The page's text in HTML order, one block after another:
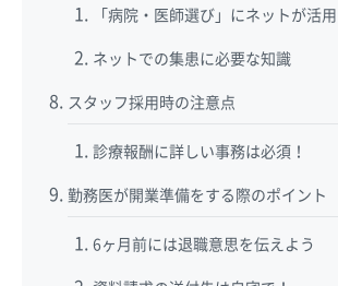
「病院・医師選び」にネットが活
ネットでの集患に必要な知識
スタッフ採用時の注意点
診療報酬に詳しい事務は必須！
勤務医が開業準備をする際のポイント
6ヶ月前には退職意思を伝えよう